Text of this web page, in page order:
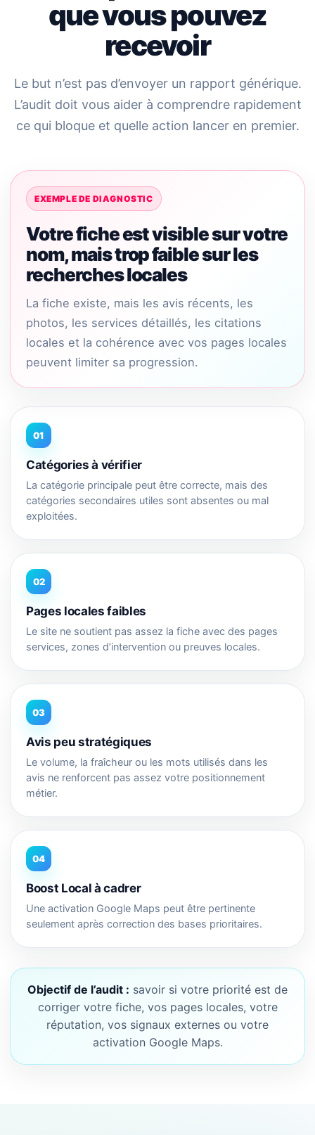
que vous pouvez
recevoir
Le but n’est pas d’envoyer un rapport générique.
L’audit doit vous aider à comprendre rapidement
ce qui bloque et quelle action lancer en premier.
EXEMPLE DE DIAGNOSTIC
Votre fiche est visible sur votre
nom, mais trop faible sur les
recherches locales
La fiche existe, mais les avis récents, les
photos, les services détaillés, les citations
locales et la cohérence avec vos pages locales
peuvent limiter sa progression.
01
Catégories à vérifier
La catégorie principale peut être correcte, mais des
catégories secondaires utiles sont absentes ou mal
exploitées.
02
Pages locales faibles
Le site ne soutient pas assez la fiche avec des pages
services, zones d’intervention ou preuves locales.
03
Avis peu stratégiques
Le volume, la fraîcheur ou les mots utilisés dans les
avis ne renforcent pas assez votre positionnement
métier.
04
Boost Local à cadrer
Une activation Google Maps peut être pertinente
seulement après correction des bases prioritaires.
Objectif de l’audit : savoir si votre priorité est de
corriger votre fiche, vos pages locales, votre
réputation, vos signaux externes ou votre
activation Google Maps.